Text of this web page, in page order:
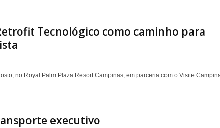
Tecnológico como caminho para
no Royal Palm Plaza Resort Campinas, em parceria com o Visite
executivo